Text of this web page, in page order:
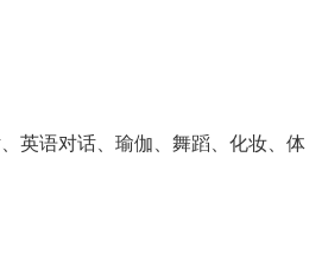
英语对话、瑜伽、舞蹈、化妆、体